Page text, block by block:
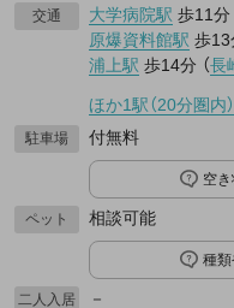
交通 大学病院駅 歩11分
原爆資料館駅 歩13
浦上駅 歩14分 （長
ほか1駅（20分圏内）
駐車場 付無料
空
ペット 相談可能
種
二人入居 －